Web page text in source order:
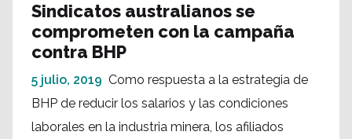
Sindicatos australianos se
comprometen con la campaña
contra BHP
5 julio, 2019 Como respuesta a la estrategia de
BHP de reducir los salarios y las condiciones
laborales en la industria minera, los afiliados